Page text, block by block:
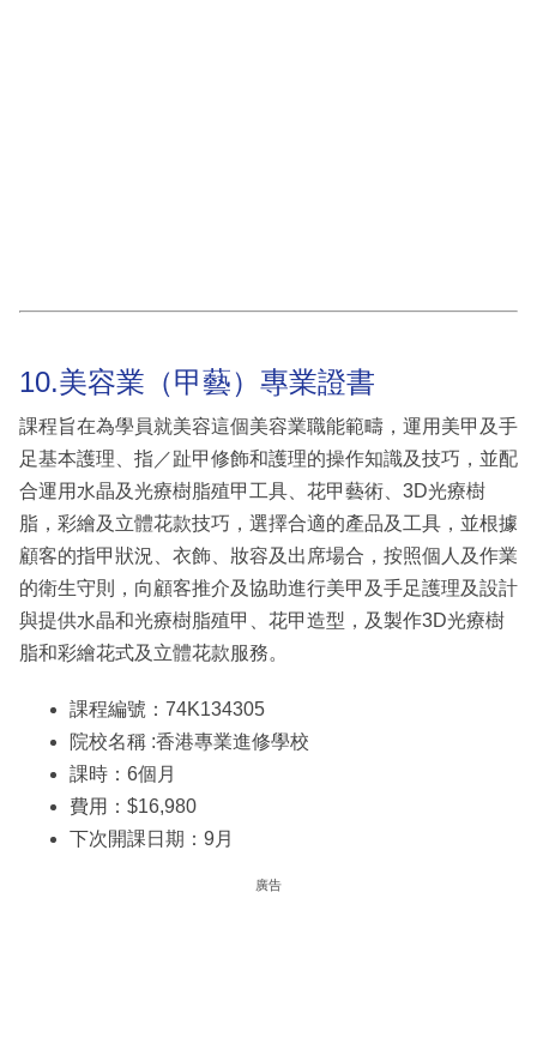
10.美容業（甲藝）專業證書
課程旨在為學員就美容這個美容業職能範疇，運用美甲及手
足基本護理、指／趾甲修飾和護理的操作知識及技巧，並配
合運用水晶及光療樹脂殖甲工具、花甲藝術、3D光療樹
脂，彩繪及立體花款技巧，選擇合適的產品及工具，並根據
顧客的指甲狀況、衣飾、妝容及出席場合，按照個人及作業
的衛生守則，向顧客推介及協助進行美甲及手足護理及設計
與提供水晶和光療樹脂殖甲、花甲造型，及製作3D光療樹
脂和彩繪花式及立體花款服務。
課程編號：74K134305
院校名稱 :香港專業進修學校
課時：6個月
費用：$16,980
下次開課日期：9月
廣告